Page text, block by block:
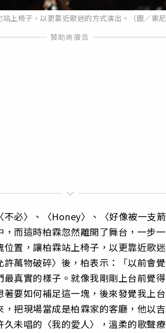
上椅子，以更靠近歌迷的方式演出。（圖／索尼
必〉、〈Honey〉、〈好像被一支
而這時柏霖忽然離開了舞台，一步
置，讓柏霖站上椅子，以更靠近歌
許萬物破碎〉後，柏表示：「以前會
真實的樣子。就像我剛剛上台前覺
要如何補足這一塊，後來發覺我上
把現場當成是柏霖家的客廳，他以
未唱的〈我的愛人〉，溫柔的歌聲療